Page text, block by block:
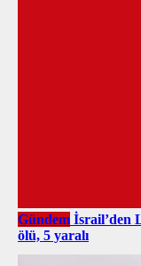
Gündem İsrail’den
ölü, 5 yaralı